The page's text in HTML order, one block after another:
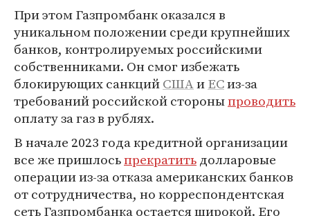
При этом Газпромбанк оказался в
уникальном положении среди крупнейших
банков, контролируемых российскими
собственниками. Он смог избежать
блокирующих санкцийСШАиЕСиз-за
требований российской стороныпроводить
оплату за газ в рублях.
В начале 2023 года кредитной организации
все же пришлосьпрекратитьдолларовые
операции из-за отказа американских банков
от сотрудничества, но корреспондентская
сеть Газпромбанка остается широкой. Его